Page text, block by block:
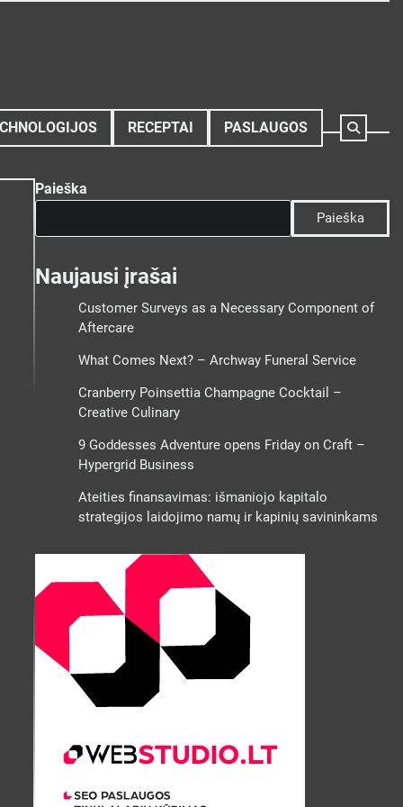
RECEPTAI PASLAUGOS
Paieška
Paieška
Naujausi įrašai
Customer Surveys as a Necessary Component of
Aftercare
What Comes Next? – Archway Funeral Service
Cranberry Poinsettia Champagne Cocktail –
Creative Culinary
9 Goddesses Adventure opens Friday on Craft –
Hypergrid Business
Ateities finansavimas: išmaniojo kapitalo
strategijos laidojimo namų ir kapinių savininkams